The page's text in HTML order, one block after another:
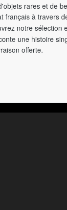
rares et de
français à travers
notre sélection
une histoire
offerte.